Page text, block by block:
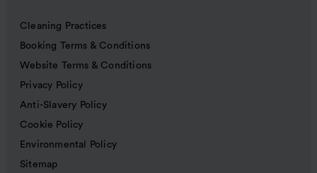
Cleaning Practices
Booking Terms & Conditions
Website Terms & Conditions
Privacy Policy
Anti-Slavery Policy
Cookie Policy
Environmental Policy
Sitemap